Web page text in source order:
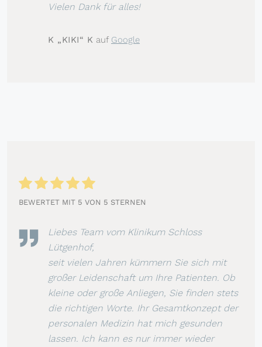
Vielen Dank für alles!
K „KIKI“ K auf Google
BEWERTET MIT 5 VON 5 STERNEN
Liebes Team vom Klinikum Schloss
Lütgenhof,
seit vielen Jahren kümmern Sie sich mit
großer Leidenschaft um Ihre Patienten. Ob
kleine oder große Anliegen, Sie finden stets
die richtigen Worte. Ihr Gesamtkonzept der
personalen Medizin hat mich gesunden
lassen. Ich kann es nur immer wieder